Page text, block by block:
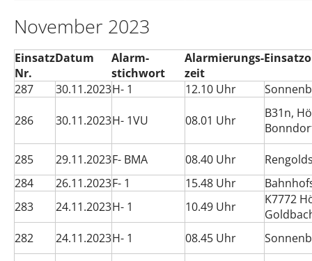
November 2023
Einsatz
Nr.
Datum
Alarm-
stichwort
Alarmierungs-
zeit
287 30.11.2023H- 1 12.10 Uhr
286 30.11.2023H- 1VU 08.01 Uhr
B31n,
285 29.11.2023F- BMA 08.40 Uhr
284
26.11.2023F- 1 15.48 Uhr
283
24.11.2023H- 1 10.49 Uhr
K7772
282
24.11.2023H- 1 08.45 Uhr